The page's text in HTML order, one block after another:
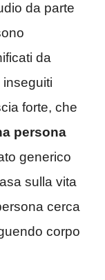
da parte
da
inseguiti
forte, che
persona
generico
sulla vita
cerca
corpo